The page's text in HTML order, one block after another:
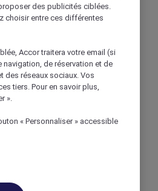
des publicités ciblées.
choisir entre ces différentes
Accor traitera votre email (si
navigation, de réservation et de
des réseaux sociaux. Vos
tiers. Pour en savoir plus,
».
« Personnaliser » accessible